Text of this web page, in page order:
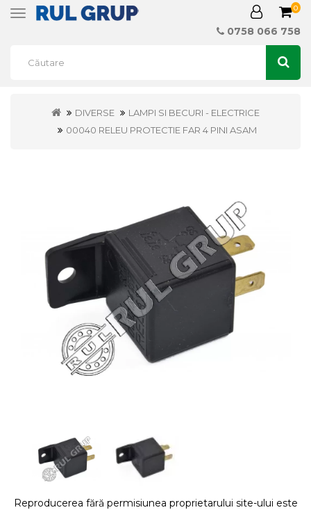
Toggle
0
0758 066 758
DIVERSE
LAMPI SI BECURI - ELECTRICE
00040 RELEU PROTECTIE FAR 4 PINI ASAM
Reproducerea fără permisiunea proprietarului site-ului este